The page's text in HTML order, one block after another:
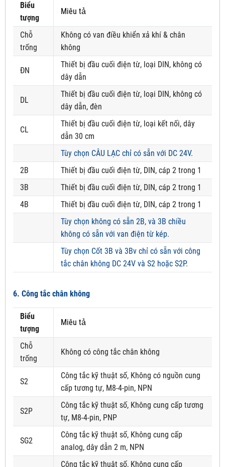
Biểu
tượng
Miêu tả
Chỗ
trống
Không có van điều khiển xả khí & chân
không
ĐN
Thiết bị đầu cuối điện từ, loại DIN, không có
dây dẫn
DL
Thiết bị đầu cuối điện từ, loại DIN, không có
dây dẫn, đèn
CL
Thiết bị đầu cuối điện từ, loại kết nối, dây
dẫn 30 cm
Tùy chọn CÂU LẠC chỉ có sẵn với DC 24V.
2B
Thiết bị đầu cuối điện từ, DIN, cáp 2 trong 1
3B
Thiết bị đầu cuối điện từ, DIN, cáp 2 trong 1
4B
Thiết bị đầu cuối điện từ, DIN, cáp 2 trong 1
Tùy chọn không có sẵn 2B, và 3B chiều
không có sẵn với van điện từ kép.
Tùy chọn Cốt 3B và 3Bv chỉ có sẵn với công
tắc chân không DC 24V và S2 hoặc S2P.
6. Công tắc chân không
Biểu
tượng
Miêu tả
Chỗ
trống
Không có công tắc chân không
S2
Công tắc kỹ thuật số, Không có nguồn cung
cấp tương tự, M8-4-pin, NPN
S2P
Công tắc kỹ thuật số, Không cung cấp tương
tự, M8-4-pin, PNP
SG2
Công tắc kỹ thuật số, Không cung cấp
analog, dây dẫn 2 m, NPN
Công tắc kỹ thuật số, Không cung cấp